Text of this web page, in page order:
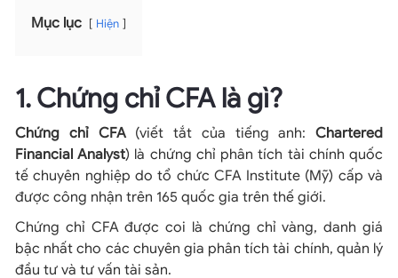
Mục lục Hiện
1. Chứng chỉ CFA là gì?
Chứng chỉ CFA (viết tắt của tiếng anh: Chartered
Financial Analyst) là chứng chỉ phân tích tài chính quốc
tế chuyên nghiệp do tổ chức CFA Institute (Mỹ) cấp và
được công nhận trên 165 quốc gia trên thế giới.
Chứng chỉ CFA được coi là chứng chỉ vàng, danh giá
bậc nhất cho các chuyên gia phân tích tài chính, quản lý
đầu tư và tư vấn tài sản.